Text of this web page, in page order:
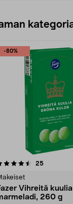
-80%
25arvostelut
Vihreitä kuulia
260 g
4.5 viidestä